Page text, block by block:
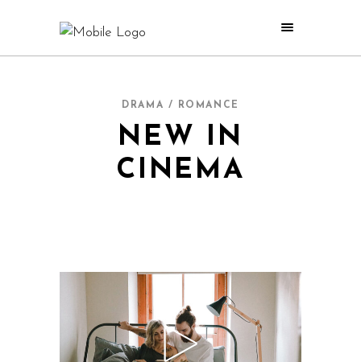
DRAMA / ROMANCE
NEW IN
CINEMA